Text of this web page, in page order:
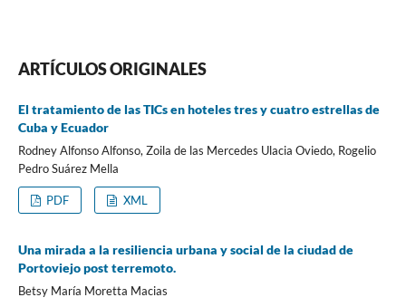
ARTÍCULOS ORIGINALES
El tratamiento de las TICs en hoteles tres y cuatro estrellas de
Cuba y Ecuador
Rodney Alfonso Alfonso, Zoila de las Mercedes Ulacia Oviedo, Rogelio
Pedro Suárez Mella
PDF XML
Una mirada a la resiliencia urbana y social de la ciudad de
Portoviejo post terremoto.
Betsy María Moretta Macias